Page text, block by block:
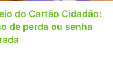
do Cartão Cidadão:
de perda ou senha